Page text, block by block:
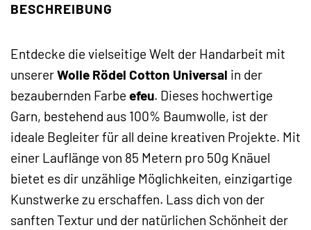
BESCHREIBUNG
Entdecke die vielseitige Welt der Handarbeit mit
unsererWolle Rödel Cotton Universal in der
bezaubernden Farbe efeu. Dieses hochwertige
Garn, bestehend aus 100% Baumwolle, ist der
ideale Begleiter für all deine kreativen Projekte. Mit
einer Lauflänge von 85 Metern pro 50g Knäuel
bietet es dir unzählige Möglichkeiten, einzigartige
Kunstwerke zu erschaffen. Lass dich von der
sanften Textur und der natürlichen Schönheit der